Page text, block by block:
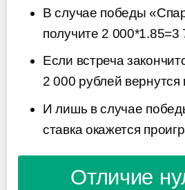
В случае победы
получите 2 000*1.85=3
Если встреча
2 000 рублей вернутся
И лишь в случае
ставка окажется
Отличие